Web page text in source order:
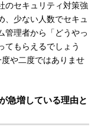
のセキュリティ対策強
、少ない人数でセキュ
管理者から「どうやっ
てもらえるでしょう
や二度ではありませ
急増している理由と